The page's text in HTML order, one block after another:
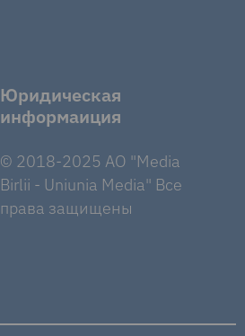
Юридическая
информаиция
© 2018-2025 AO "Media
Birlii - Uniunia Media" Все
права защищены